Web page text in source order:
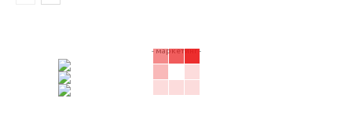
- маркетинг -